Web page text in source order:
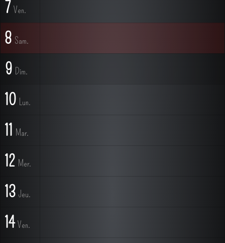
7 Ven.
8 Sam.
9 Dim.
10 Lun.
11 Mar.
12 Mer.
13 Jeu.
14Ven.